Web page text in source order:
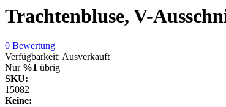
Trachtenbluse, V-
0 Bewertung
Verfügbarkeit: Ausverkauft
Nur %1 übrig
SKU:
15082
Keine: